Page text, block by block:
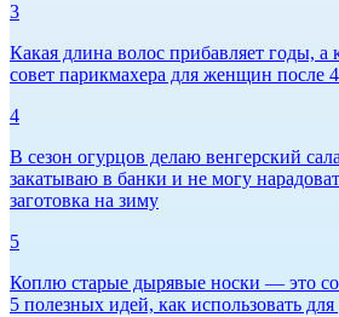
3
Какая длина волос прибавляет годы, а
совет парикмахера для женщин после
4
В сезон огурцов делаю венгерский
закатываю в банки и не могу
заготовка на зиму
5
Коплю старые дырявые носки — это
5 полезных идей, как использовать